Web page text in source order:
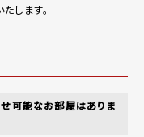
します。
可能なお部屋はありま